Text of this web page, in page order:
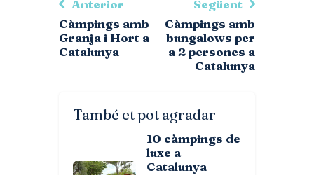
Anterior
Càmpings amb
Granja i Hort a
Catalunya
Següent
Càmpings amb
bungalows per
a 2 persones a
Catalunya
També et pot agradar
10 càmpings de
luxe a
Catalunya